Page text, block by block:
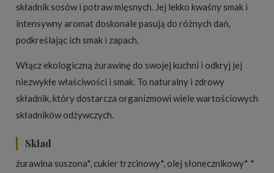
składnik sosów i potraw mięsnych. Jej lekko kwaśny smak i
intensywny aromat doskonale pasują do różnych dań,
podkreślając ich smak i zapach.
Włącz ekologiczną żurawinę do swojej kuchni i odkryj jej
niezwykłe właściwości i smak. To naturalny i zdrowy
składnik, który dostarcza organizmowi wiele wartościowych
składników odżywczych.
Skład
żurawina suszona*, cukier trzcinowy*, olej słonecznikowy* *